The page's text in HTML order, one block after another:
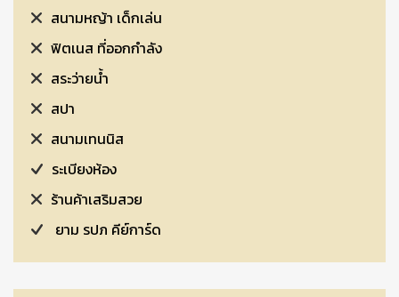
สนามหญ้า เด็กเล่น
ฟิตเนส ที่ออกกำลัง
สระว่ายน้ำ
สปา
สนามเทนนิส
ระเบียงห้อง
ร้านค้าเสริมสวย
ยาม รปภ คีย์การ์ด